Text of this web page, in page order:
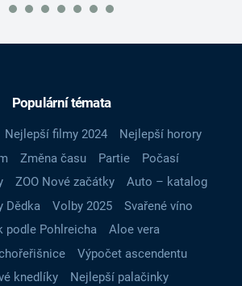
Populární témata
Nejlepší filmy 2024
Nejlepší horory
Změna času Partie
Počasí
ZOO Nové začátky
Auto – katalog
Dědka
Volby 2025
Svařené víno
podle Pohlreicha
Aloe vera
Výpočet ascendentu
knedlíky
Nejlepší palačinky